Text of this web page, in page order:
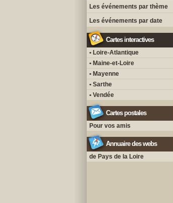
Les événements par thème
Les événements par date
Cartes interactives
• Loire-Atlantique
• Maine-et-Loire
• Mayenne
• Sarthe
• Vendée
Cartes postales
Pour vos amis
Annuaire des webs
de Pays de la Loire